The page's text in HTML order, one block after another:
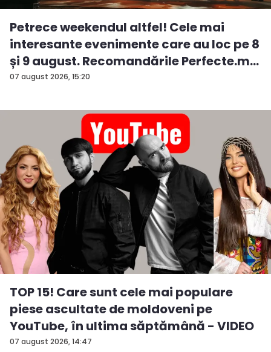
07 august 2026, 15:20
Petrece weekendul altfel! Cele mai
interesante evenimente care au loc pe 8
și 9 august. Recomandările Perfecte.m...
07 august 2026, 14:47
TOP 15! Care sunt cele mai populare
piese ascultate de moldoveni pe
YouTube, în ultima săptămână - VIDEO